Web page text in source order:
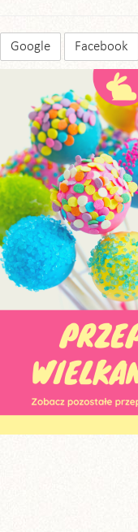
Google Facebook